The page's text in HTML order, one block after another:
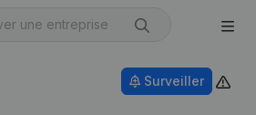
Surveiller